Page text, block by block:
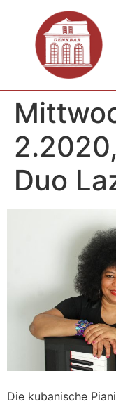
Duo
Die kubanische